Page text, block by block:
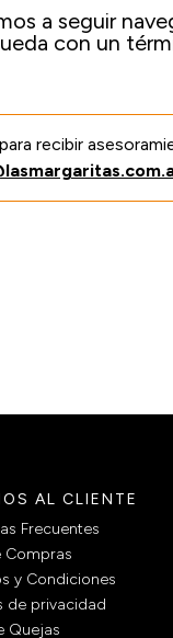
a seguir
con un
recibir
AL CLIENTE
Frecuentes
Compras
y Condiciones
de privacidad
Quejas